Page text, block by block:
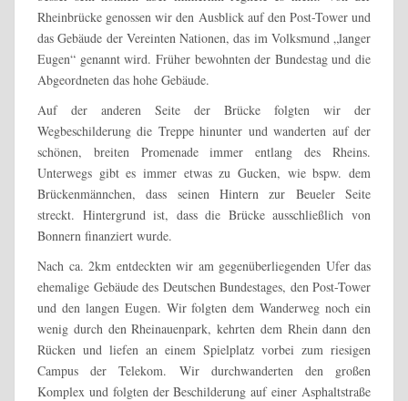
Rheinbrücke genossen wir den Ausblick auf den Post-Tower und
das Gebäude der Vereinten Nationen, das im Volksmund „langer
Eugen“ genannt wird. Früher bewohnten der Bundestag und die
Abgeordneten das hohe Gebäude.
Auf der anderen Seite der Brücke folgten wir der
Wegbeschilderung die Treppe hinunter und wanderten auf der
schönen, breiten Promenade immer entlang des Rheins.
Unterwegs gibt es immer etwas zu Gucken, wie bspw. dem
Brückenmännchen, dass seinen Hintern zur Beueler Seite
streckt. Hintergrund ist, dass die Brücke ausschließlich von
Bonnern finanziert wurde.
Nach ca. 2km entdeckten wir am gegenüberliegenden Ufer das
ehemalige Gebäude des Deutschen Bundestages, den Post-Tower
und den langen Eugen. Wir folgten dem Wanderweg noch ein
wenig durch den Rheinauenpark, kehrten dem Rhein dann den
Rücken und liefen an einem Spielplatz vorbei zum riesigen
Campus der Telekom. Wir durchwanderten den großen
Komplex und folgten der Beschilderung auf einer Asphaltstraße